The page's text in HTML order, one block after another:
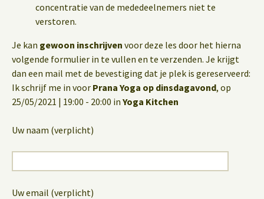
concentratie van de mededeelnemers niet te
verstoren.
Je kan gewoon inschrijven voor deze les door het hierna
volgende formulier in te vullen en te verzenden. Je krijgt
dan een mail met de bevestiging dat je plek is gereserveerd:
Ik schrijf me in voor Prana Yoga op dinsdagavond, op
25/05/2021 | 19:00 - 20:00 in Yoga Kitchen
Uw naam (verplicht)
Uw email (verplicht)